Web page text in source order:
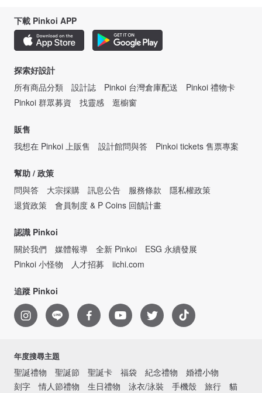
下載 Pinkoi APP
探索好設計
所有商品分類
設計誌 Pinkoi 台灣倉庫配送
Pinkoi 禮物卡
Pinkoi 群眾募資
找靈感 逛櫥窗
販售
我想在 Pinkoi 上販售
設計館問與答 Pinkoi tickets 售票專案
幫助 / 政策
問與答
大宗採購 訊息公告 服務條款
隱私權政策
退貨政策
會員制度 & P Coins 回饋計畫
認識 Pinkoi
關於我們
媒體報導 全新 Pinkoi
ESG 永續發展
Pinkoi 小怪物
人才招募 iichi.com
追蹤 Pinkoi
年度搜尋主題
聖誕禮物 聖誕節 聖誕卡 福袋 紀念禮物
婚禮小物
刻字
情人節禮物 生日禮物 泳衣/泳裝 手機殼 旅行 貓